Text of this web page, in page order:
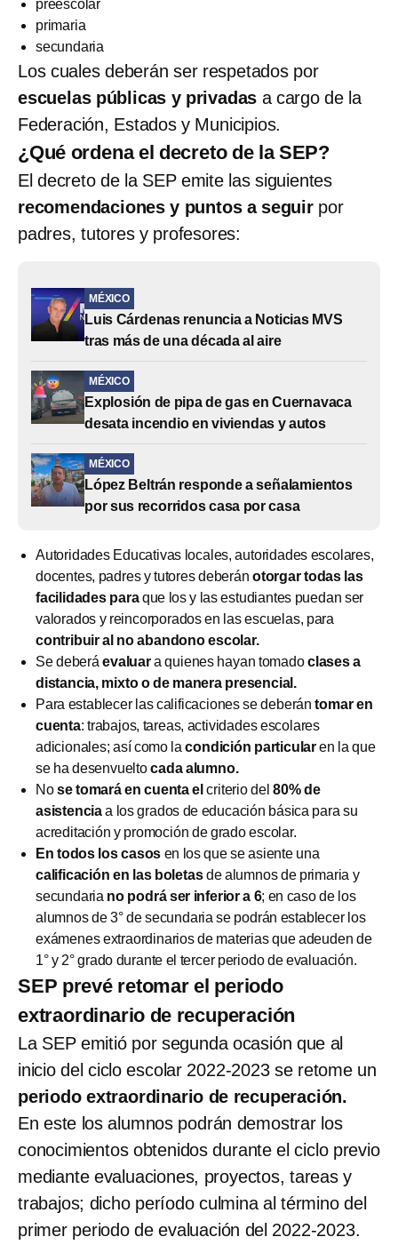
preescolar
primaria
secundaria
Los cuales deberán ser respetados por
escuelas públicas y privadas a cargo de la
Federación, Estados y Municipios.
¿Qué ordena el decreto de la SEP?
El decreto de la SEP emite las siguientes
recomendaciones y puntos a seguirpor
padres, tutores y profesores:
MÉXICO
Luis Cárdenas renuncia a Noticias MVS
tras más de una década al aire
MÉXICO
Explosión de pipa de gas en Cuernavaca
desata incendio en viviendas y autos
MÉXICO
López Beltrán responde a señalamientos
por sus recorridos casa por casa
Autoridades Educativas locales, autoridades escolares,
docentes, padres y tutores deberánotorgar todas las
facilidades paraque los y las estudiantes puedan ser
valorados y reincorporados en las escuelas, para
contribuir al no abandono escolar.
Se deberáevaluara quienes hayan tomadoclases a
distancia, mixto o de manera presencial.
Para establecer las calificaciones se deberántomar en
cuenta: trabajos, tareas, actividades escolares
adicionales; así como lacondición particularen la que
se ha desenvueltocada alumno.
Nose tomará en cuenta el criterio del80% de
asistenciaa los grados de educación básica para su
acreditación y promoción de grado escolar.
En todos los casos en los que se asiente una
calificación en las boletasde alumnos de primaria y
secundaria no podrá ser inferior a 6; en caso de los
alumnos de 3° de secundaria se podrán establecer los
exámenes extraordinarios de materias que adeuden de
1° y 2° grado durante el tercer periodo de evaluación.
SEP prevé retomar el periodo
extraordinario de recuperación
La SEP emitió por segunda ocasión que al
inicio del ciclo escolar 2022-2023 se retome un
periodo extraordinario de recuperación.
En este los alumnos podrán demostrar los
conocimientos obtenidos durante el ciclo previo
mediante evaluaciones, proyectos, tareas y
trabajos; dicho período culmina al término del
primer periodo de evaluación del 2022-2023.